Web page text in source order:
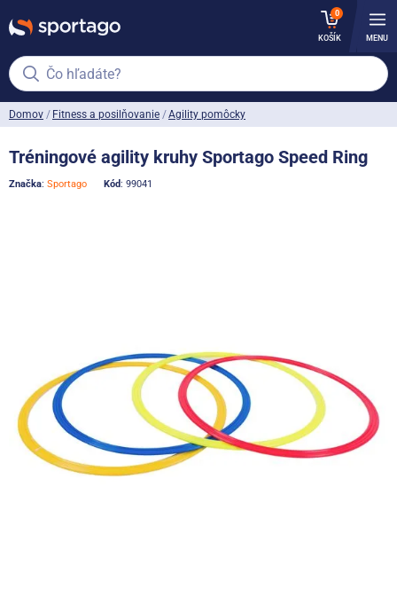
0
KOŠÍK MENU
Čo hľadáte?
Domov Fitness a posilňovanie Agility pomôcky
Značka: Sportago Kód: 99041
Tréningové agility kruhy Sportago Speed Ring